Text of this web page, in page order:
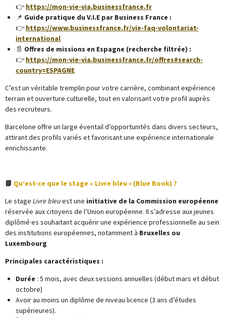
👉 https://mon-vie-via.businessfrance.fr
📌 Guide pratique du V.I.E par Business France :
👉 https://www.businessfrance.fr/vie-faq-volontariat-
international
📄 Offres de missions en Espagne (recherche filtrée) :
👉 https://mon-vie-via.businessfrance.fr/offres#search-
country=ESPAGNE
C’est un véritable tremplin pour votre carrière, combinant expérience
terrain et ouverture culturelle, tout en valorisant votre profil auprès
des recruteurs.
Barcelone offre un large éventail d’opportunités dans divers secteurs,
attirant des profils variés et favorisant une expérience internationale
enrichissante.
📘 Qu’est-ce que le stage « Livre bleu » (Blue Book) ?
Le stage Livre bleuest une initiative de la Commission européenne
réservée aux citoyens de l’Union européenne. Il s’adresse aux jeunes
diplômé·es souhaitant acquérir une expérience professionnelle au sein
des institutions européennes, notamment à Bruxelles ou
Luxembourg
Principales caractéristiques :
Durée : 5 mois, avec deux sessions annuelles (début mars et début
octobre)
Avoir au moins un diplôme de niveau licence (3 ans d’études
supérieures).